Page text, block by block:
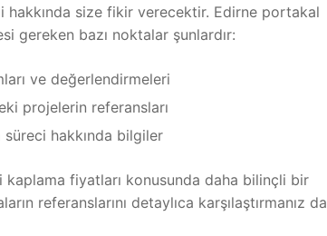
hakkında size fikir verecektir. Edirne portakal
gereken bazı noktalar şunlardır:
ve değerlendirmeleri
projelerin referansları
hakkında bilgiler
fiyatları konusunda daha bilinçli bir
referanslarını detaylıca karşılaştırmanız da